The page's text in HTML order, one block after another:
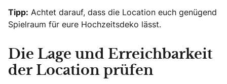
Tipp: Achtet darauf, dass die Location euch genügend
Spielraum für eure Hochzeitsdeko lässt.
Die Lage und Erreichbarkeit
der Location prüfen